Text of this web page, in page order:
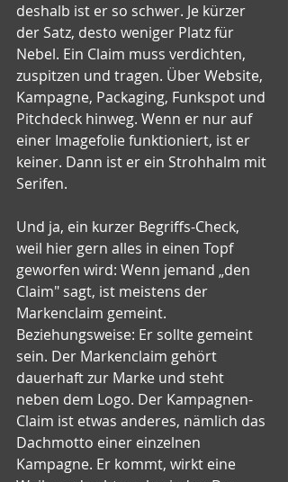
deshalb ist er so schwer. Je kürzer
der Satz, desto weniger Platz für
Nebel. Ein Claim muss verdichten,
zuspitzen und tragen. Über Website,
Kampagne, Packaging, Funkspot und
Pitchdeck hinweg. Wenn er nur auf
einer Imagefolie funktioniert, ist er
keiner. Dann ist er ein Strohhalm mit
Serifen.
Und ja, ein kurzer Begriffs-Check,
weil hier gern alles in einen Topf
geworfen wird: Wenn jemand „den
Claim" sagt, ist meistens der
Markenclaim gemeint.
Beziehungsweise: Er sollte gemeint
sein. Der Markenclaim gehört
dauerhaft zur Marke und steht
neben dem Logo. Der Kampagnen-
Claim ist etwas anderes, nämlich das
Dachmotto einer einzelnen
Kampagne. Er kommt, wirkt eine